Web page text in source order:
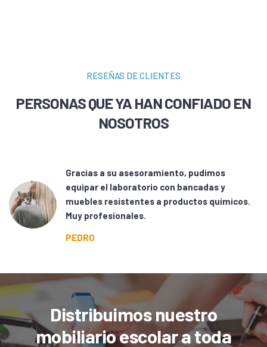
RESEÑAS DE CLIENTES
PERSONAS QUE YA HAN CONFIADO EN
NOSOTROS
Gracias a su asesoramiento, pudimos
equipar el laboratorio con bancadas y
muebles resistentes a productos químicos.
Muy profesionales.
PEDRO
Distribuimos nuestro
mobiliario escolar a toda